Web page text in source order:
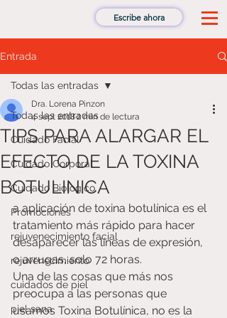
Escribe ahora
Entrada
Todas las entradas
Cuidado Facial
Cuidado Corporal
Cuidado Biologico
Promociones
rejuvenecimiento facial
rejuvenecimiento
cuidados de piel
piel sana
Todas las entradas
TIPS PARA ALARGAR EL
EFECTO DE LA TOXINA
BOTULINICA
Dra. Lorena Pinzon
4 sept 20182 min de lectura
a aplicación de toxina botulínica es el
tratamiento más rápido para hacer
desaparecer las líneas de expresión,
o arrugas, solo 72 horas.
Una de las cosas que más nos
preocupa a las personas que
usamos Toxina Botulínica, no es la